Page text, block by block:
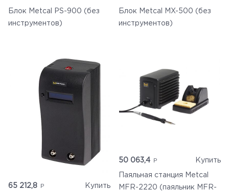
Блок Metcal PS-900 (без
инструментов)
Блок Metcal MX-500 (без
инструментов)
65 212,8 Купить
50 063,4 Купить
Паяльная станция Metcal
MFR-2220 (паяльник MFR-